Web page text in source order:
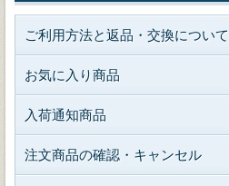
ご利用方法と返品・交換について
お気に入り商品
入荷通知商品
注文商品の確認・キャンセル